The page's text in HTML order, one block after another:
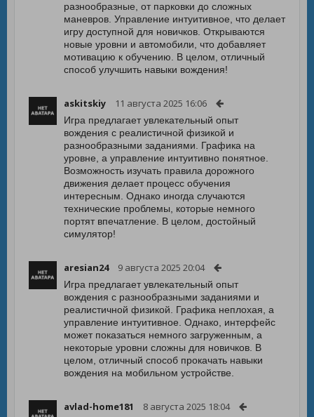
разнообразные, от парковки до сложных
маневров. Управление интуитивное, что делает
игру доступной для новичков. Открываются
новые уровни и автомобили, что добавляет
мотивацию к обучению. В целом, отличный
способ улучшить навыки вождения!
askitskiy 11 августа 2025 16:06
Игра предлагает увлекательный опыт
вождения с реалистичной физикой и
разнообразными заданиями. Графика на
уровне, а управление интуитивно понятное.
Возможность изучать правила дорожного
движения делает процесс обучения
интересным. Однако иногда случаются
технические проблемы, которые немного
портят впечатление. В целом, достойный
симулятор!
aresian24 9 августа 2025 20:04
Игра предлагает увлекательный опыт
вождения с разнообразными заданиями и
реалистичной физикой. Графика неплохая, а
управление интуитивное. Однако, интерфейс
может показаться немного загруженным, а
некоторые уровни сложны для новичков. В
целом, отличный способ прокачать навыки
вождения на мобильном устройстве.
avlad-home181 8 августа 2025 18:04